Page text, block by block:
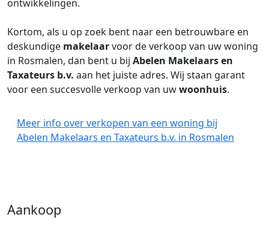
ontwikkelingen.
Kortom, als u op zoek bent naar een betrouwbare en
deskundige makelaarvoor de verkoop van uw woning
in Rosmalen, dan bent u bij Abelen Makelaars en
Taxateurs b.v. aan het juiste adres. Wij staan garant
voor een succesvolle verkoop van uwwoonhuis.
Meer info over verkopen van een woning bij
Abelen Makelaars en Taxateurs b.v. in Rosmalen
Aankoop